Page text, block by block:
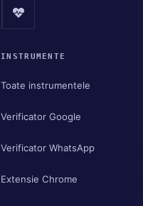
INSTRUMENTE
Toate instrumentele
Verificator Google
Verificator WhatsApp
Extensie Chrome